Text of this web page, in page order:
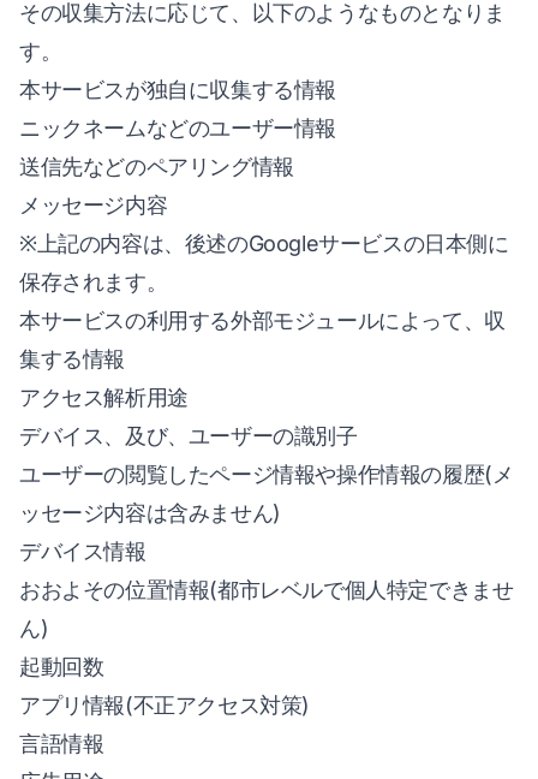
その収集方法に応じて、以下のようなものとなりま
す。
本サービスが独自に収集する情報
ニックネームなどのユーザー情報
送信先などのペアリング情報
メッセージ内容
※上記の内容は、後述のGoogleサービスの日本側に
保存されます。
本サービスの利用する外部モジュールによって、収
集する情報
アクセス解析用途
デバイス、及び、ユーザーの識別子
ユーザーの閲覧したページ情報や操作情報の履歴(メ
ッセージ内容は含みません)
デバイス情報
おおよその位置情報(都市レベルで個人特定できませ
ん)
起動回数
アプリ情報(不正アクセス対策)
言語情報